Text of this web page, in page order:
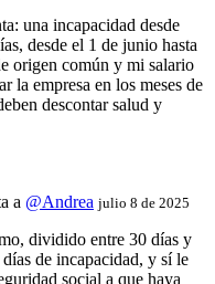
una incapacidad desde
desde el 1 de junio hasta
origen común y mi salario
la empresa en los meses de
descontar salud y
a @Andrea julio 8 de 2025
dividido entre 30 días y
de incapacidad, y sí le
social a que haya